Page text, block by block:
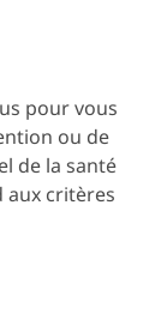
pour vous
ou de
de la santé
aux critères